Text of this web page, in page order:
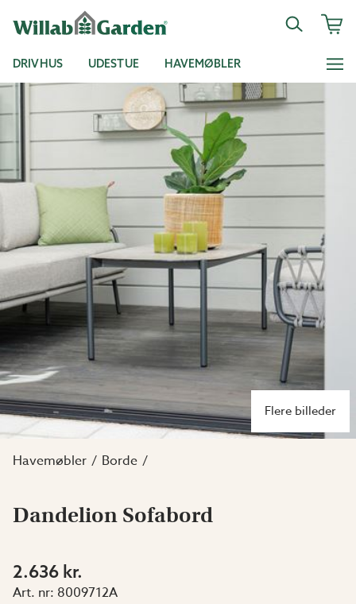
DRIVHUS UDESTUE HAVEMØBLER
Flere billeder
Havemøbler Borde
Dandelion Sofabord
2.636 kr.
Art. nr: 8009712A